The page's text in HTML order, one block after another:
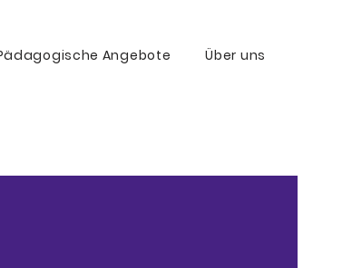
Angebote Über uns